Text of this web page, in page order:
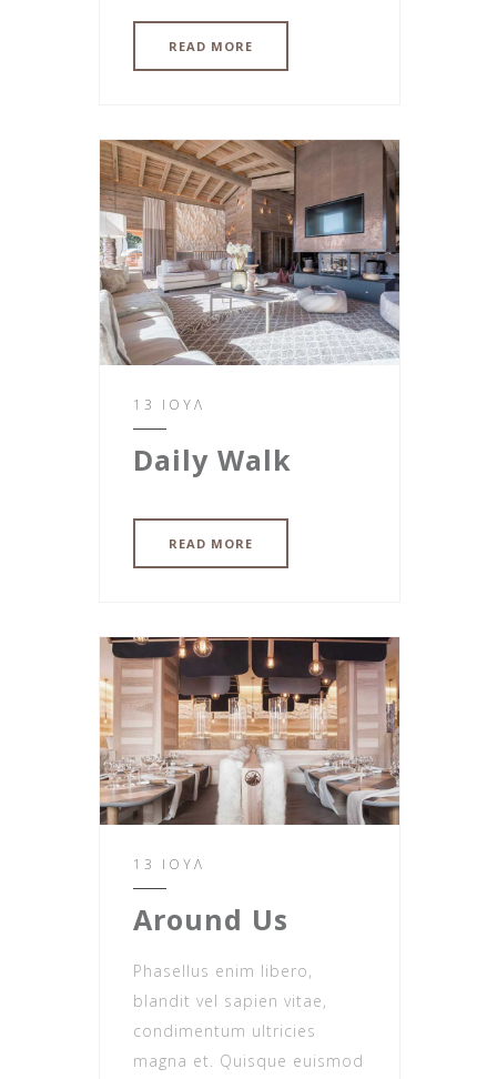
READ MORE
13 ΙΟΎΛ
Daily Walk
READ MORE
13 ΙΟΎΛ
Around Us
Phasellus enim libero,
blandit vel sapien vitae,
condimentum ultricies
magna et. Quisque euismod